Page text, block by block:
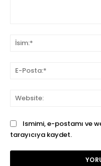
Ismimi, e-postamı ve
tarayıcıya kaydet.